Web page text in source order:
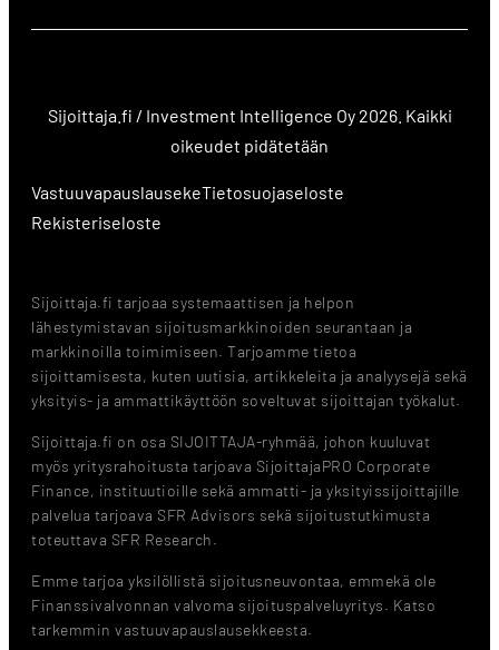
Sijoittaja.fi / Investment Intelligence Oy 2026. Kaikki
oikeudet pidätetään
VastuuvapauslausekeTietosuojaseloste
Rekisteriseloste
Sijoittaja.fi tarjoaa systemaattisen ja helpon
lähestymistavan sijoitusmarkkinoiden seurantaan ja
markkinoilla toimimiseen. Tarjoamme tietoa
sijoittamisesta, kuten uutisia, artikkeleita ja analyysejä sekä
yksityis- ja ammattikäyttöön soveltuvat sijoittajan työkalut.
Sijoittaja.fi on osa SIJOITTAJA-ryhmää, johon kuuluvat
myös yritysrahoitusta tarjoava SijoittajaPRO Corporate
Finance, instituutioille sekä ammatti- ja yksityissijoittajille
palvelua tarjoava SFR Advisors sekä sijoitustutkimusta
toteuttava SFR Research.
Emme tarjoa yksilöllistä sijoitusneuvontaa, emmekä ole
Finanssivalvonnan valvoma sijoituspalveluyritys. Katso
tarkemmin vastuuvapauslausekkeesta.